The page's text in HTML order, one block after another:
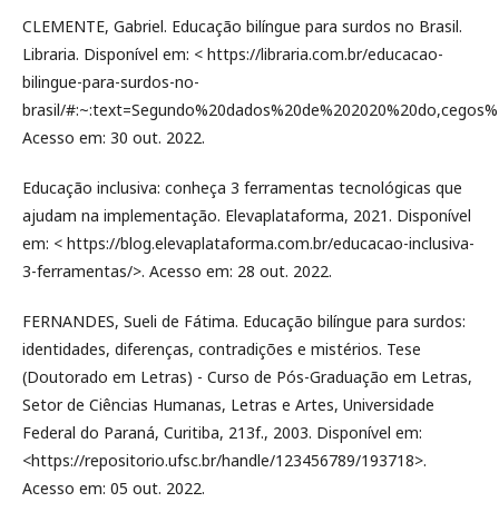
CLEMENTE, Gabriel. Educação bilíngue para surdos no Brasil.
Libraria. Disponível em: < https://libraria.com.br/educacao-
bilingue-para-surdos-no-
brasil/
Acesso em: 30 out. 2022.
Educação inclusiva: conheça 3 ferramentas tecnológicas que
ajudam na implementação. Elevaplataforma, 2021. Disponível
em: < https://blog.elevaplataforma.com.br/educacao-inclusiva-
3-ferramentas/>. Acesso em: 28 out. 2022.
FERNANDES, Sueli de Fátima. Educação bilíngue para surdos:
identidades, diferenças, contradições e mistérios. Tese
(Doutorado em Letras) - Curso de Pós-Graduação em Letras,
Setor de Ciências Humanas, Letras e Artes, Universidade
Federal do Paraná, Curitiba, 213f., 2003. Disponível em:
<https://repositorio.ufsc.br/handle/123456789/193718>.
Acesso em: 05 out. 2022.